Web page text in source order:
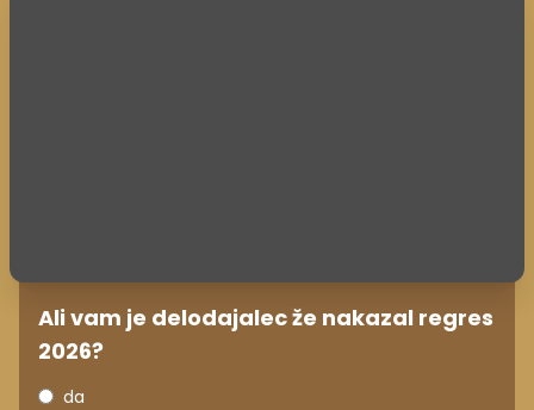
Ali vam je delodajalec že nakazal regres
2026?
da